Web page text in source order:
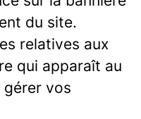
du site.
relatives aux
qui apparaît au
gérer vos